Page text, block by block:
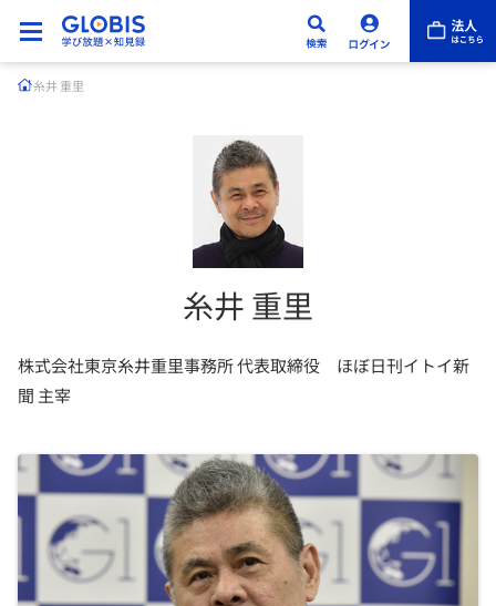
糸井 重里
糸井 重里
株式会社東京糸井重里事務所 代表取締役 ほぼ日刊イトイ新
聞 主宰